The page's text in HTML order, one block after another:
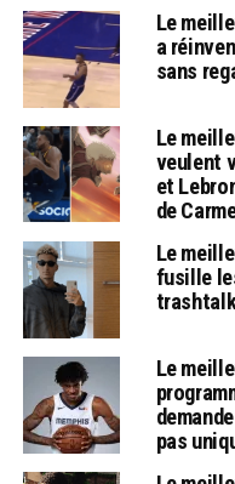
Le
a
sans
Le
veulent
et
de
Le
fusille
Le
pas